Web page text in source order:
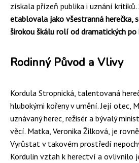
získala přízeň publika i uznání kritiků.
etablovala jako všestranná herečka,
širokou škálu rolí od dramatických
Rodinný Původ a Vlivy
Kordula Stropnická, talentovaná
hlubokými kořeny v umění. Její otec,
uznávaný herec, režisér a bývalý
věcí. Matka, Veronika Žilková, je
Vyrůstat v takovém prostředí
Kordulin vztah k herectví a ovlivnilo